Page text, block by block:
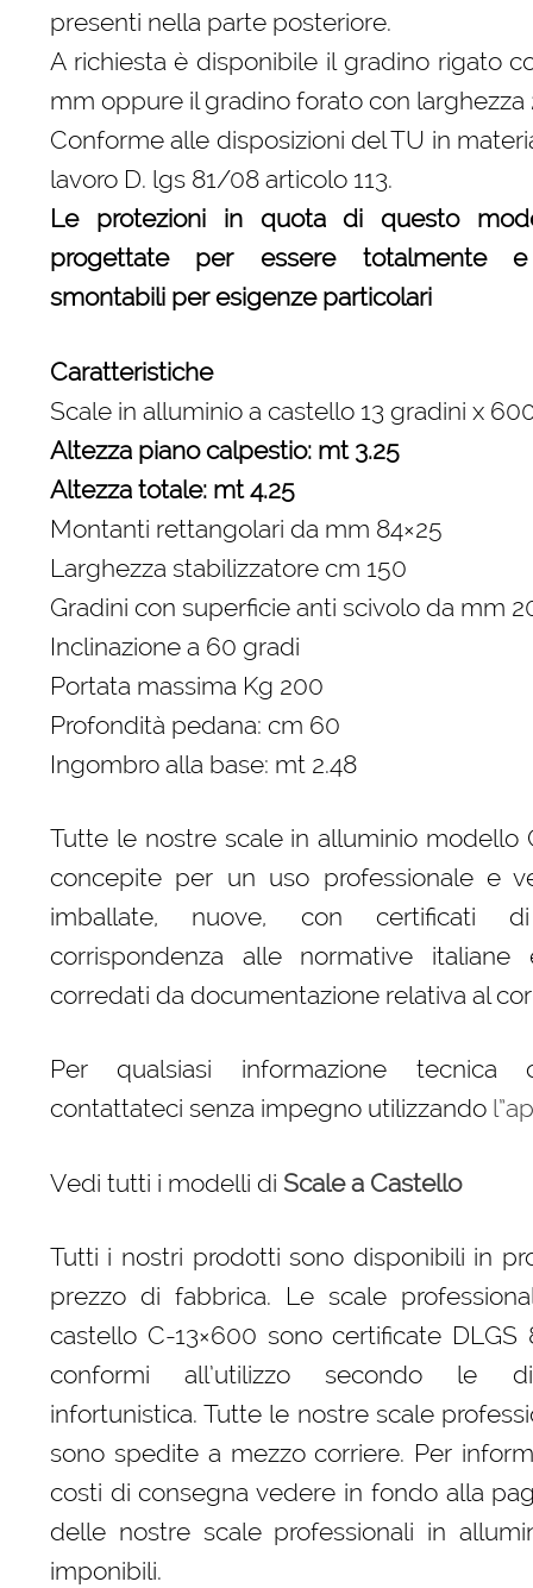
presenti nella parte posteriore.
A richiesta è disponibile il gradino rigato
mm oppure il gradino forato con larghezza
Conforme alle disposizioni del TU in
lavoro D. lgs 81/08 articolo 113.
Le protezioni in quota di questo
progettate per essere totalmente e
smontabili per esigenze particolari
Caratteristiche
Scale in alluminio a castello 13 gradini x
Altezza piano calpestio: mt 3.25
Altezza totale: mt 4.25
Montanti rettangolari da mm 84×25
Larghezza stabilizzatore cm 150
Gradini con superficie anti scivolo da mm
Inclinazione a 60 gradi
Portata massima Kg 200
Profondità pedana: cm 60
Ingombro alla base: mt 2.48
Tutte le nostre scale in alluminio modello
concepite per un uso professionale e
imballate, nuove, con certificati
corrispondenza alle normative
corredati da documentazione relativa al
Per qualsiasi informazione tecnica
contattateci senza impegno utilizzando
Vedi tutti i modelli di Scale a Castello
Tutti i nostri prodotti sono disponibili in
prezzo di fabbrica. Le scale
castello C-13×600 sono certificate
conformi all’utilizzo secondo le
infortunistica. Tutte le nostre scale
sono spedite a mezzo corriere. Per
costi di consegna vedere in fondo alla
delle nostre scale professionali in
imponibili.